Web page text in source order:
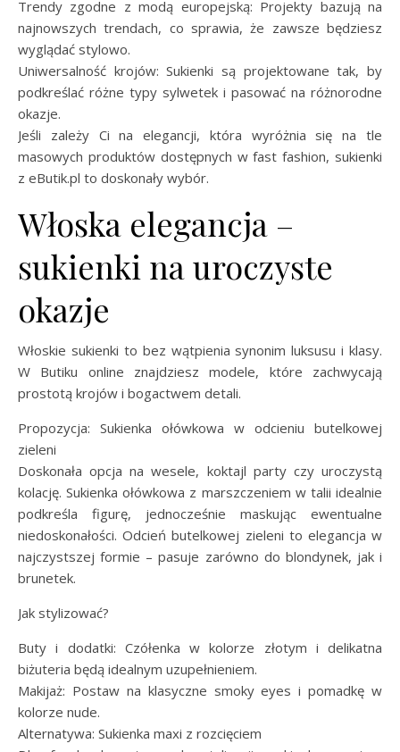
Trendy zgodne z modą europejską: Projekty bazują na
najnowszych trendach, co sprawia, że zawsze będziesz
wyglądać stylowo.
Uniwersalność krojów: Sukienki są projektowane tak, by
podkreślać różne typy sylwetek i pasować na różnorodne
okazje.
Jeśli zależy Ci na elegancji, która wyróżnia się na tle
masowych produktów dostępnych w fast fashion, sukienki
z eButik.pl to doskonały wybór.
Włoska elegancja –
sukienki na uroczyste
okazje
Włoskie sukienki to bez wątpienia synonim luksusu i klasy.
W Butiku online znajdziesz modele, które zachwycają
prostotą krojów i bogactwem detali.
Propozycja: Sukienka ołówkowa w odcieniu butelkowej
zieleni
Doskonała opcja na wesele, koktajl party czy uroczystą
kolację. Sukienka ołówkowa z marszczeniem w talii idealnie
podkreśla figurę, jednocześnie maskując ewentualne
niedoskonałości. Odcień butelkowej zieleni to elegancja w
najczystszej formie – pasuje zarówno do blondynek, jak i
brunetek.
Jak stylizować?
Buty i dodatki: Czółenka w kolorze złotym i delikatna
biżuteria będą idealnym uzupełnieniem.
Makijaż: Postaw na klasyczne smoky eyes i pomadkę w
kolorze nude.
Alternatywa: Sukienka maxi z rozcięciem